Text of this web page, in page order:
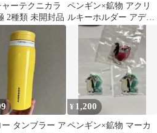
ャーテクニカラ
2種類 未開封品
ペンギン×鉱物 アクリ
ルキーホルダー アデリ
ーペンギン ガーネッ
ト ルビー ２個
ー タンブラー ア
¥ 1,200
ペンギン×鉱物 マーカ